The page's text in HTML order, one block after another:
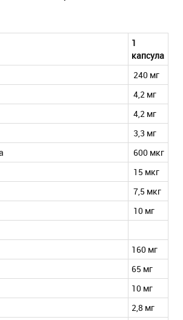
1
капсула
240 мг
4,2 мг
4,2 мг
3,3 мг
600 мкг
15 мкг
7,5 мкг
10 мг
160 мг
65 мг
10 мг
2,8 мг